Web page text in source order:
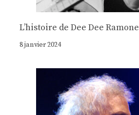
Lʼhistoire de Dee Dee Ramone
8 janvier 2024